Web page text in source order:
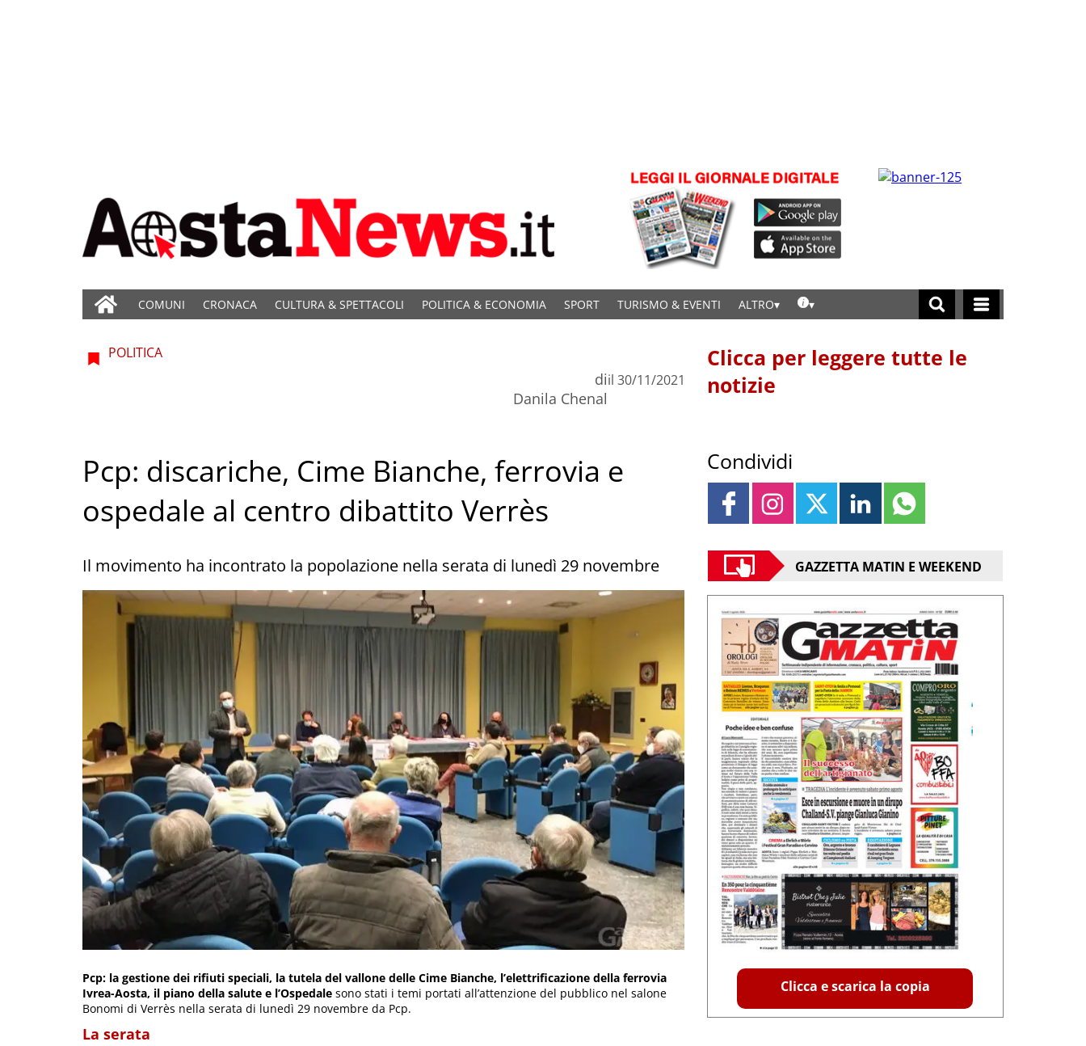
COMUNI CRONACA CULTURA & SPETTACOLI POLITICA & ECONOMIA SPORT TURISMO & EVENTI ALTRO
POLITICA
di
Danila Chenal
il 30/11/2021
Pcp: discariche, Cime Bianche, ferrovia e
ospedale al centro dibattito Verrès
Il movimento ha incontrato la popolazione nella serata di lunedì 29 novembre
Pcp: la gestione dei rifiuti speciali, la tutela del vallone delle Cime Bianche, l’elettrificazione della ferrovia
Ivrea-Aosta, il piano della salute e l’Ospedale sono stati i temi portati all’attenzione del pubblico nel salone
Bonomi di Verrès nella serata di lunedì 29 novembre da Pcp.
La serata
Clicca per leggere tutte le
notizie
Condividi
GAZZETTA MATIN E WEEKEND
Clicca e scarica la copia